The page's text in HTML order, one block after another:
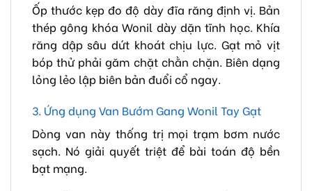
Ốp thước kẹp đo độ dày đĩa răng định vị. Bản
thép gông khóa Wonil dày dặn tĩnh học. Khía
răng dập sâu dứt khoát chịu lực. Gạt mỏ vịt
bóp thử phải găm chặt chằn chặn. Biên dạng
lỏng lẻo lập biên bản đuổi cổ ngay.
3. Ứng dụng Van Bướm Gang Wonil Tay Gạt
Dòng van này thống trị mọi trạm bơm nước
sạch. Nó giải quyết triệt để bài toán độ bền
bạt mạng.